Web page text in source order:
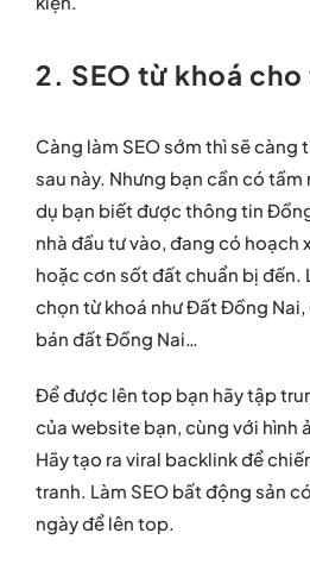
2. SEO từ khoá
Càng làm SEO sớm thì sẽ càng
sau này. Nhưng bạn cần có tầm
dụ bạn biết được thông tin
nhà đầu tư vào, đang có hoạch
hoặc cơn sốt đất chuẩn bị đến.
chọn từ khoá như Đất Đồng
bán đất Đồng Nai…
Để được lên top bạn hãy tập
của website bạn, cùng với hình
Hãy tạo ra viral backlink để
tranh. Làm SEO bất động sản
ngày để lên top.